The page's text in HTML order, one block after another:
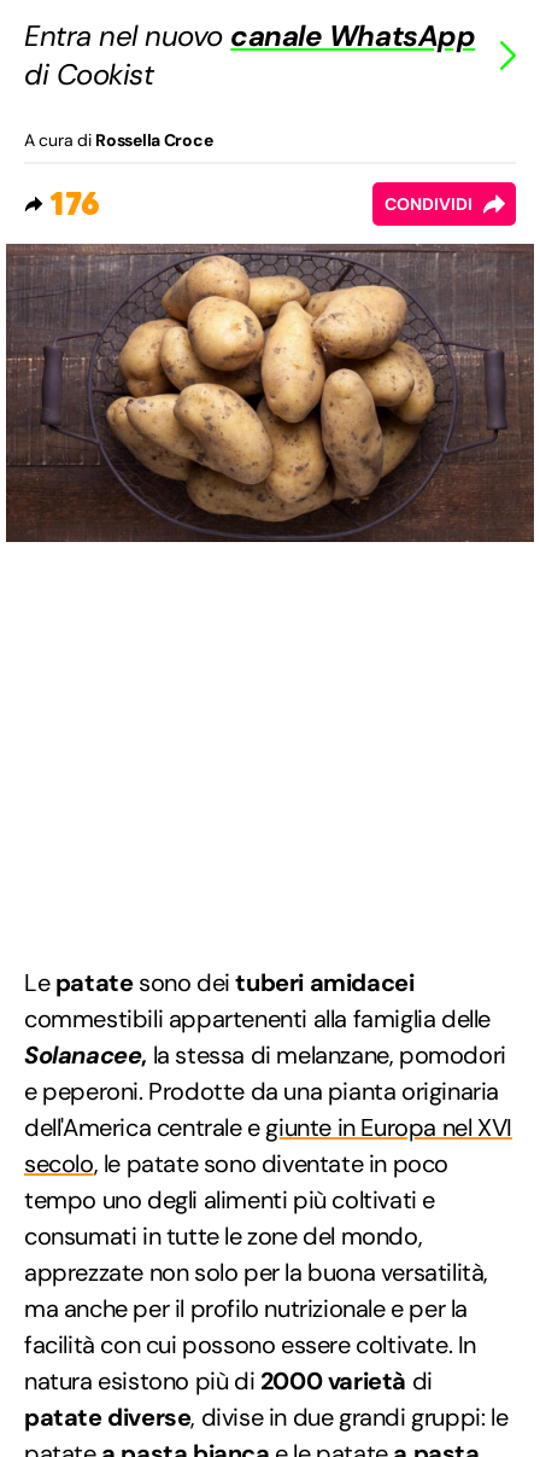
Entra nel nuovo canale WhatsApp
di Cookist
A cura di Rossella Croce
176 CONDIVIDI
Lepatatesono deituberi amidacei
commestibili appartenenti alla famiglia delle
Solanacee, la stessa di melanzane, pomodori
e peperoni. Prodotte da una pianta originaria
dell'America centrale egiunte in Europa nel XVI
secolo, le patate sono diventate in poco
tempo uno degli alimenti più coltivati e
consumati in tutte le zone del mondo,
apprezzate non solo per la buona versatilità,
ma anche per il profilo nutrizionale e per la
facilità con cui possono essere coltivate. In
natura esistono più di 2000 varietà di
patate diverse, divise in due grandi gruppi: le